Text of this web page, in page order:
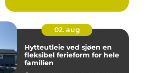
02. aug
Hytteutleie ved sjøen en
fleksibel ferieform for hele
familien